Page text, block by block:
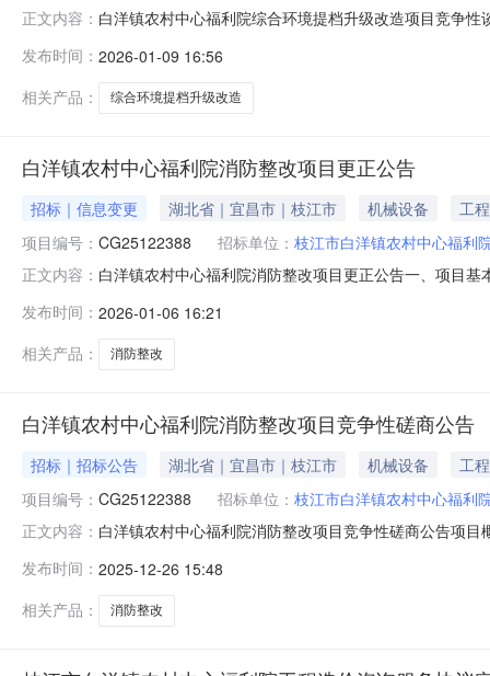
正文内容： 白洋镇农村中心福利院综合环境提档升级改造项目竞争
目编号：CG26010915二、采购项目名称：白洋镇农村
合环境提
发布时间： 2026-01-09 16:56
相关产品：
综合环境提档升级改造
白洋镇农村中心福利院消防整改项目更正公告
招标｜信息变更 湖北省｜宜昌市｜枝江市 机械设备
工程
项目编号： CG25122388 招标单位： 枝江市白洋镇农村中心福利
正文内容： 白洋镇农村中心福利院消防整改项目更正公告一、项目
元。（2）本项目响应文件提交和开标时间更正为：
发布时间： 2026-01-06 16:21
相关产品：
消防整改
白洋镇农村中心福利院消防整改项目竞争性磋商公告
招标｜招标公告 湖北省｜宜昌市｜枝江市 机械设备
工程
项目编号： CG25122388 招标单位： 枝江市白洋镇农村中心福利
正文内容： 白洋镇农村中心福利院消防整改项目竞争性磋商公告项
CG251223883.项目名称：白洋镇农村中心福利院消防
发布时间： 2025-12-26 15:48
相关产品：
消防整改